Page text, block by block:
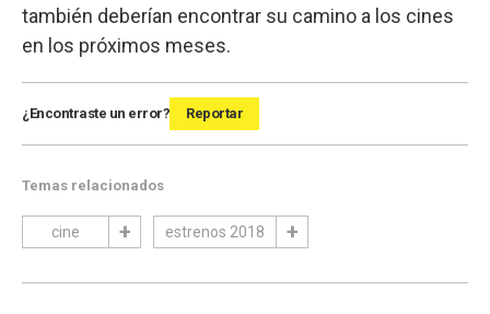
también deberían encontrar su camino a los cines
en los próximos meses.
¿Encontraste un error? Reportar
Temas relacionados
cine estrenos 2018